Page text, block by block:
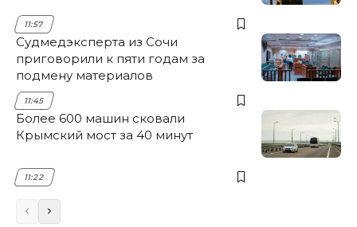
11:57
Судмедэксперта из Сочи
приговорили к пяти годам за
подмену материалов
11:45
Более 600 машин сковали
Крымский мост за 40 минут
11:22